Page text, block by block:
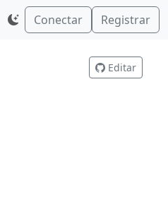
Conectar Registrar
Editar